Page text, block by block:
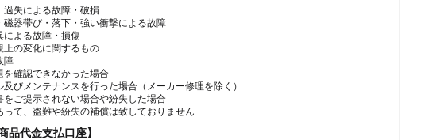
過失による故障・破損
磁器帯び・落下・強い衝撃による故障
による故障・損傷
上の変化に関するもの
障
を確認できなかった場合
及びメンテナンスを行った場合（メーカー修理を除く）
をご提示されない場合や紛失した場合
って、盗難や紛失の補償は致しておりません
品代金支払口座】